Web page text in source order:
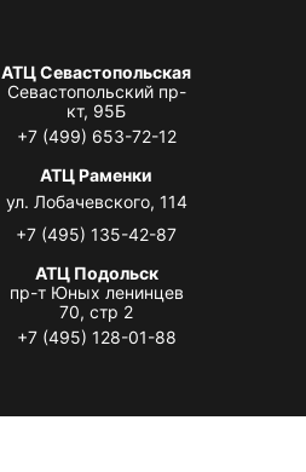
АТЦ Севастопольская
Севастопольский пр-
кт, 95Б
+7 (499) 653-72-12
АТЦ Раменки
ул. Лобачевского, 114
+7 (495) 135-42-87
АТЦ Подольск
пр-т Юных ленинцев
70, стр 2
+7 (495) 128-01-88